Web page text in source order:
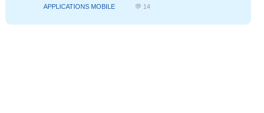
APPLICATIONS MOBILE 💬 14